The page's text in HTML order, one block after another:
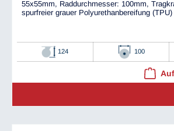
55x55mm, Raddurchmesser: 100mm,
spurfreier grauer Polyurethanbereifung
124 100